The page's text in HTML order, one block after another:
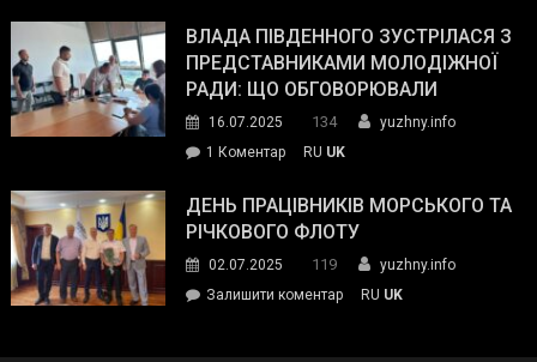
окупанти.
Маємо
діяти
команда
Південного
провів
інспекцію
укриття
ВЛАДА ПІВДЕННОГО ЗУСТРІЛАСЯ З
ПРЕДСТАВНИКАМИ МОЛОДІЖНОЇ
РАДИ: ЩО ОБГОВОРЮВАЛИ
16.07.2025 134
yuzhny.info
1 Коментардо
Південного
зустрілася
представниками
молодіжної
RU UK
ДЕНЬ ПРАЦІВНИКІВ МОРСЬКОГО ТА
РІЧКОВОГО ФЛОТУ
02.07.2025 119
yuzhny.info
Залишити коментарon
RU UK